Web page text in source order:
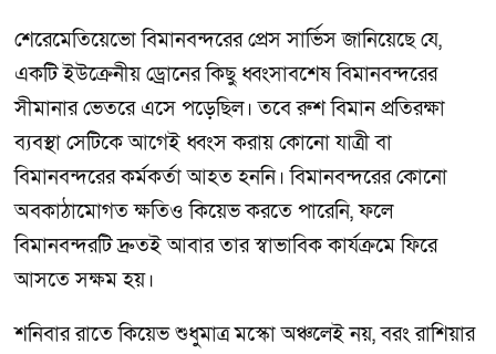
শেরেমেতিয়েভো বিমানবন্দরের প্রেস সার্ভিস জানিয়েছে যে,
একটি ইউক্রেনীয় ড্রোনের কিছু ধ্বংসাবশেষ বিমানবন্দরের
সীমানার ভেতরে এসে পড়েছিল। তবে রুশ বিমান প্রতিরক্ষা
ব্যবস্থা সেটিকে আগেই ধ্বংস করায় কোনো যাত্রী বা
বিমানবন্দরের কর্মকর্তা আহত হননি। বিমানবন্দরের কোনো
অবকাঠামোগত ক্ষতিও কিয়েভ করতে পারেনি, ফলে
বিমানবন্দরটি দ্রুতই আবার তার স্বাভাবিক কার্যক্রমে ফিরে
আসতে সক্ষম হয়।
শনিবার রাতে কিয়েভ শুধুমাত্র মস্কো অঞ্চলেই নয়, বরং রাশিয়ার